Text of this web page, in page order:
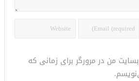
من در مرورگر برای زمانی که